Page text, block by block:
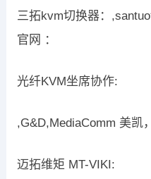
三拓kvm切换器：
官网 ：
光纤KVM坐席协作:
,G&D,MediaComm 美凯
迈拓维矩 MT-VIKI: